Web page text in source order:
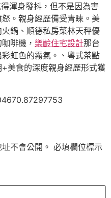
渾身發抖，但不是因為害
。親身經歷備受青睞。美
鍋、順德私房菜林天秤優
啡機， 樂齡住宅設計那台
彩虹色的霧氣。、粵式茶點
美食的深度親身經歷形式獲
不會公開。 必填欄位標示